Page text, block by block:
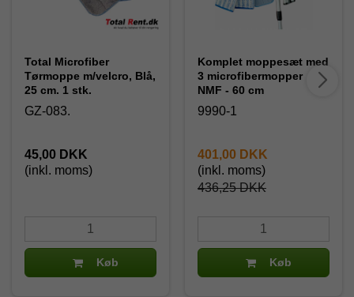
Total Microfiber
Tørmoppe m/velcro, Blå,
25 cm. 1 stk.
GZ-083.
45,00 DKK
(inkl. moms)
Køb
Komplet moppesæt med
3 microfibermopper
NMF - 60 cm
9990-1
436,25 DKK
401,00 DKK
(inkl. moms)
Køb